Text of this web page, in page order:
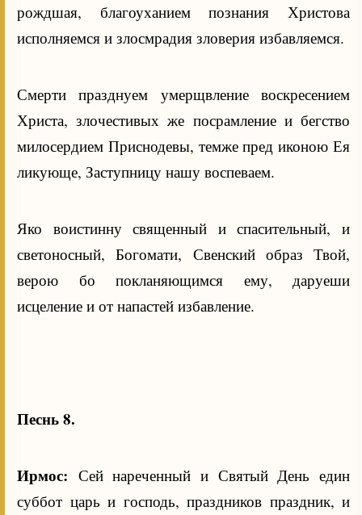
рождшая, благоуханием познания Христова
исполняемся и злосмрадия зловерия избавляемся.
Смерти празднуем умерщвление воскресением
Христа, злочестивых же посрамление и бегство
милосердием Приснодевы, темже пред иконою Ея
ликующе, Заступницу нашу воспеваем.
Яко воистинну священный и спасительный, и
светоносный, Богомати, Свенский образ Твой,
верою бо покланяющимся ему, даруеши
исцеление и от напастей избавление.
Песнь 8.
Ирмос: Сей нареченный и Святый День един
суббот царь и господь, праздников праздник, и